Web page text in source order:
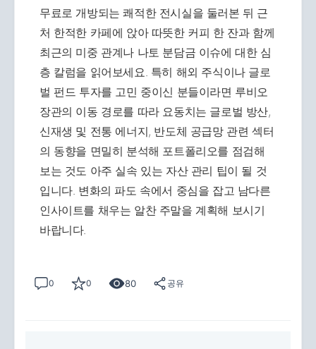
무료로 개방되는 쾌적한 전시실을 둘러본 뒤 근
처 한적한 카페에 앉아 따뜻한 커피 한 잔과 함께
최근의 미중 관계나 나토 분담금 이슈에 대한 심
층 칼럼을 읽어보세요. 특히 해외 주식이나 글로
벌 펀드 투자를 고민 중이신 분들이라면 루비오
장관의 이동 경로를 따라 요동치는 글로벌 방산,
신재생 및 전통 에너지, 반도체 공급망 관련 섹터
의 동향을 면밀히 분석해 포트폴리오를 점검해
보는 것도 아주 실속 있는 자산 관리 팁이 될 것
입니다. 변화의 파도 속에서 중심을 잡고 남다른
인사이트를 채우는 알찬 주말을 계획해 보시기
바랍니다.
0 0 80 공유